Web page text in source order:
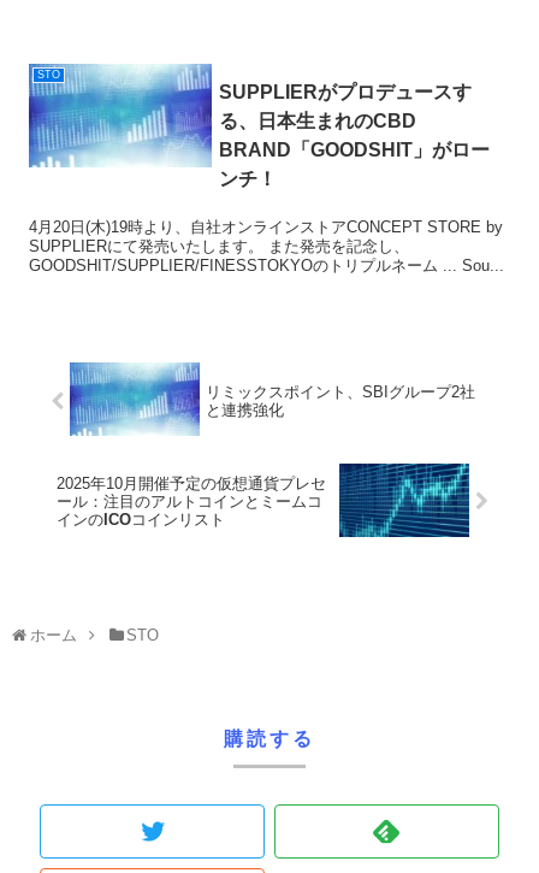
STO
SUPPLIERがプロデュースす
る、日本生まれのCBD
BRAND「GOODSHIT」がロー
ンチ！
4月20日(木)19時より、自社オンラインストアCONCEPT STORE by
SUPPLIERにて発売いたします。 また発売を記念し、
GOODSHIT/SUPPLIER/FINESSTOKYOのトリプルネーム ... Sou...
リミックスポイント、SBIグループ2社
と連携強化
2025年10月開催予定の仮想通貨プレセ
ール：注目のアルトコインとミームコ
インの ICOコインリスト
ホーム STO
購読する